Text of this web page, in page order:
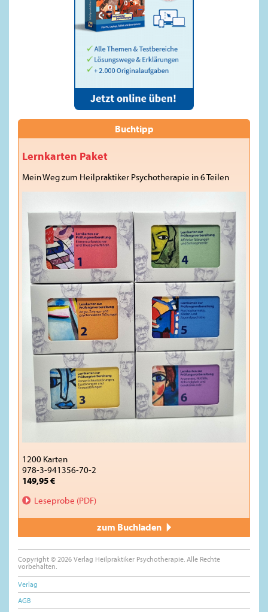
Buchtipp
Lernkarten Paket
Mein Weg zum Heilpraktiker Psychotherapie in 6 Teilen
1200 Karten
978-3-941356-70-2
149,95 €
Leseprobe (PDF)
zum Buchladen
Copyright © 2026 Verlag Heilpraktiker Psychotherapie. Alle Rechte
vorbehalten.
Verlag
AGB